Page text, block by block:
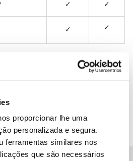
proporcionar lhe uma
personalizada e segura.
ferramentas similares nos
que são necessários
✓ ✓
✓ ✓
com rede 2.4 GHz.